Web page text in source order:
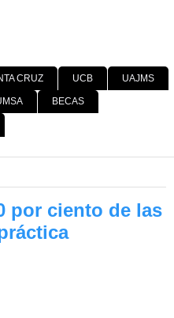
CRUZ UCB UAJMS
BECAS
por ciento de las